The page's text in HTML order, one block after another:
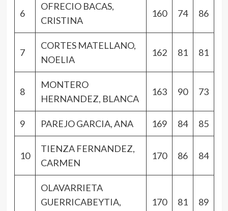
6
OFRECIO BACAS,
CRISTINA
160 74 86
7
CORTES MATELLANO,
NOELIA
162 81 81
8
MONTERO
HERNANDEZ, BLANCA
163 90 73
9 PAREJO GARCIA, ANA 169 84 85
10
TIENZA FERNANDEZ,
CARMEN
170 86 84
OLAVARRIETA
GUERRICABEYTIA,
170 81 89